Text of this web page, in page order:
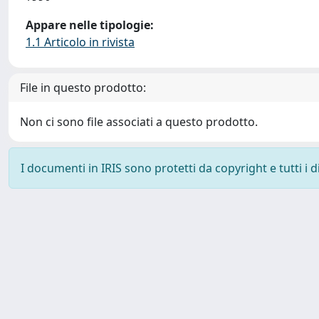
Appare nelle tipologie:
1.1 Articolo in rivista
File in questo prodotto:
Non ci sono file associati a questo prodotto.
I documenti in IRIS sono protetti da copyright e tutti i